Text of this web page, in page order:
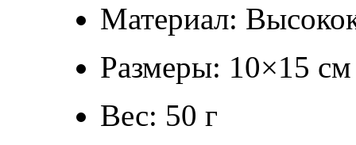
Материал:
Размеры: 10×15 см
Вес: 50 г